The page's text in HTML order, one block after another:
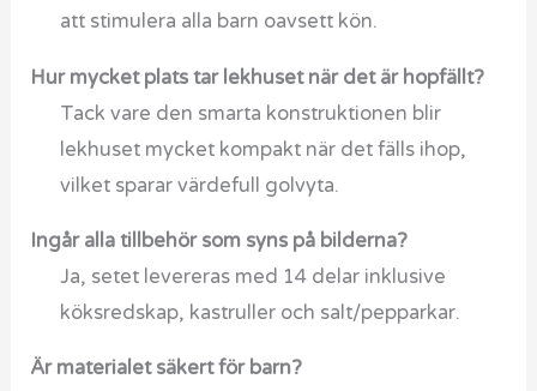
att stimulera alla barn oavsett kön.
Hur mycket plats tar lekhuset när det är hopfällt?
Tack vare den smarta konstruktionen blir
lekhuset mycket kompakt när det fälls ihop,
vilket sparar värdefull golvyta.
Ingår alla tillbehör som syns på bilderna?
Ja, setet levereras med 14 delar inklusive
köksredskap, kastruller och salt/pepparkar.
Är materialet säkert för barn?